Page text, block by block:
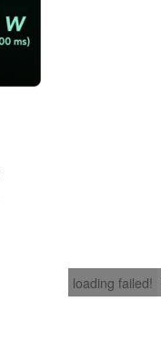
loading failed!